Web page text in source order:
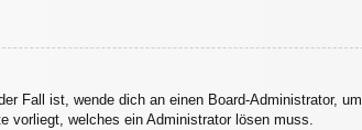
Fall ist, wende dich an einen Board-Administrator, um
vorliegt, welches ein Administrator lösen muss.